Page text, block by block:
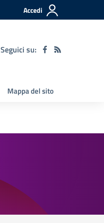
Accedi
Seguici su:
Mappa del sito